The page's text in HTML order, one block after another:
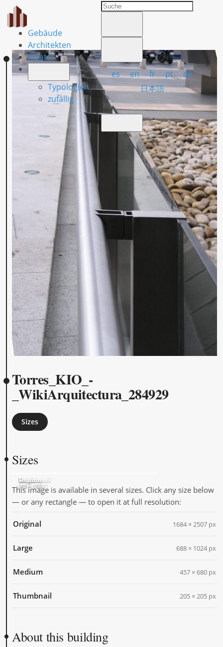
Gebäude
Architekten
Plaats
Typologien
zufällig
es en fr pt
de
日本語
Torres_KIO_-
_WikiArquitectura_284929
Sizes
Sizes
Original
1684 × 2507
Large
688 × 1024
Medium
457 × 680
Thumbnail
205 × 205
This image is available in several sizes. Click any size below
— or any rectangle — to open it at full resolution:
Original 1684 × 2507 px
Large 688 × 1024 px
Medium 457 × 680 px
Thumbnail 205 × 205 px
About this building